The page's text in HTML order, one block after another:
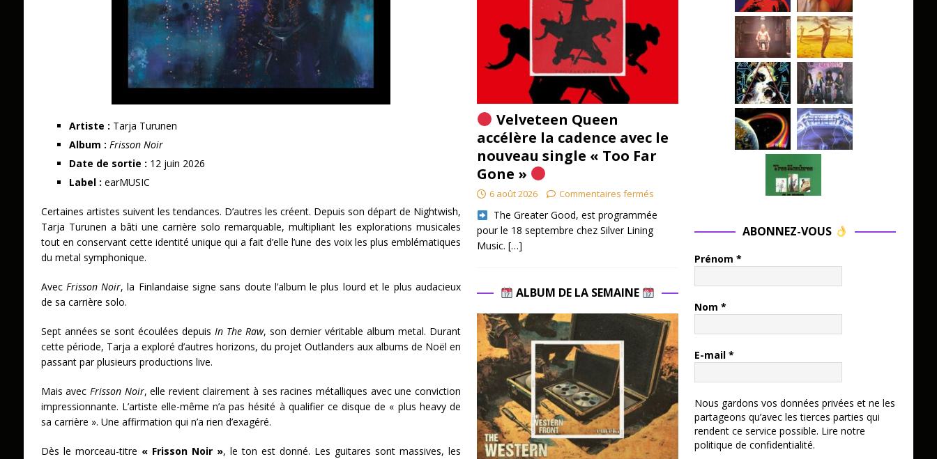
Artiste : Tarja Turunen
Album : Frisson Noir
Date de sortie : 12 juin 2026
Label : earMUSIC
Certaines artistes suivent les tendances. D’autres les créent. Depuis son départ de Nightwish,
Tarja Turunen a bâti une carrière solo remarquable, multipliant les explorations musicales
tout en conservant cette identité unique qui a fait d’elle l’une des voix les plus emblématiques
du metal symphonique.
Avec Frisson Noir, la Finlandaise signe sans doute l’album le plus lourd et le plus audacieux
de sa carrière solo.
Sept années se sont écoulées depuisIn The Raw, son dernier véritable album metal. Durant
cette période, Tarja a exploré d’autres horizons, du projet Outlanders aux albums de Noël en
passant par plusieurs productions live.
Mais avec Frisson Noir, elle revient clairement à ses racines métalliques avec une conviction
impressionnante. L’artiste elle-même n’a pas hésité à qualifier ce disque de « plus heavy de
sa carrière ». Une affirmation qui n’a rien d’exagéré.
Dès le morceau-titre « Frisson Noir », le ton est donné. Les guitares sont massives, les
Velveteen Queen
accélère la cadence avec le
nouveau single « Too Far
Gone »
6 août 2026 Commentaires fermés
​ The Greater Good, est programmée
pour le 18 septembre chez Silver Lining
Music. […]
ALBUM DE LA SEMAINE
ABONNEZ-VOUS
Prénom *
Nom *
E-mail *
Nous gardons vos données privées et ne les
partageons qu’avec les tierces parties qui
rendent ce service possible. Lire notre
politique de confidentialité.